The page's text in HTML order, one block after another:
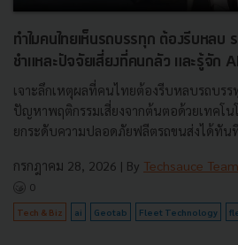
ทำไมคนไทยเห็นรถบรรทุก ต้องรีบหลบ
ชำแหละปัจจัยเสี่ยงที่คนกลัว และรู้จัก
เจาะลึกเหตุผลที่คนไทยต้องรีบหลบรถบร
ปัญหาพฤติกรรมเสี่ยงจากต้นตอด้วยเทคโน
ยกระดับความปลอดภัยฟลีตรถขนส่งได้ทัน
กรกฎาคม 28, 2026 | By Techsauce Team
0
Tech & Biz ai Geotab Fleet Technology